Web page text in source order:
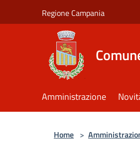
Regione Campania
Amministrazione
Home >